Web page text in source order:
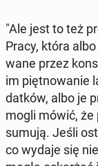
"Ale jest to też
Pracy, która
wa­ne przez
im pięt­no­wa­nie
dat­ków, albo je
mogli mówić,
sumują. Jeśli
co wydaje się